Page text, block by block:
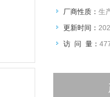
厂商性质： 生
更新时间：
访 问 量：